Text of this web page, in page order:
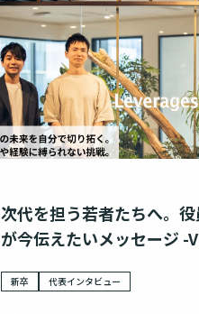
次代を担う若者たちへ。
が今伝えたいメッセージ -
新卒 代表インタビュー